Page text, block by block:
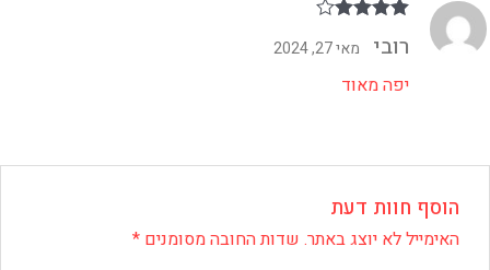
דורג
4
מתוך 5
רובי מאי 27, 2024
יפה מאוד
חוות דעת
לא יוצג באתר.שדות החובה מסומנים*